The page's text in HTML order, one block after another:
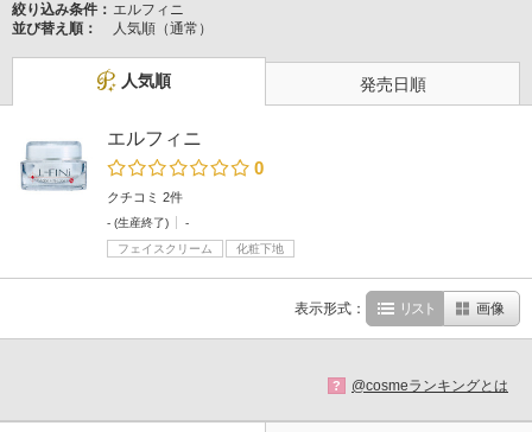
絞り込み条件： エルフィニ
並び替え順：
人気順（通常）
人気順 発売日順
エルフィニ
0
クチコミ 2件
- (生産終了)
-
フェイスクリーム
化粧下地
表示形式： リスト 画像
? @cosmeランキングとは